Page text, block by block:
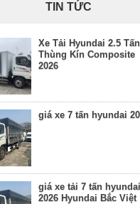
TIN TỨC
Xe Tải Hyundai 2.5 Tấn
Thùng Kín Composite
2026
giá xe 7 tấn hyundai
giá xe tải 7 tấn hyundai
2026 Hyundai Bắc Việt